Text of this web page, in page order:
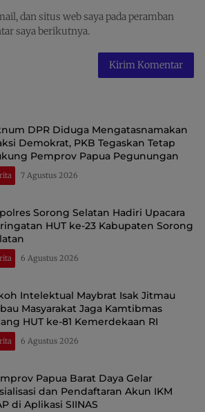
dan situs web saya pada peramban
saya berikutnya.
DPR Diduga Mengatasnamakan
Demokrat, PKB Tegaskan Tetap
Pemprov Papua Pegunungan
7 Agustus 2026
Sorong Selatan Hadiri Upacara
HUT ke-23 Kabupaten Sorong
6 Agustus 2026
Intelektual Maybrat Isak Jitmau
Masyarakat Jaga Kamtibmas
HUT ke-81 Kemerdekaan RI
6 Agustus 2026
Papua Barat Daya Gelar
dan Pendaftaran Akun IKM
di Aplikasi SIINAS